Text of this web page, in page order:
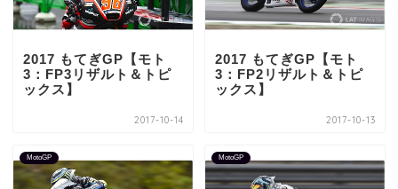
2017 もてぎGP【モト
3：FP3リザルト＆トピ
ックス】
2017-10-14
2017 もてぎGP【モト
3：FP2リザルト＆トピ
ックス】
2017-10-13
MotoGP MotoGP